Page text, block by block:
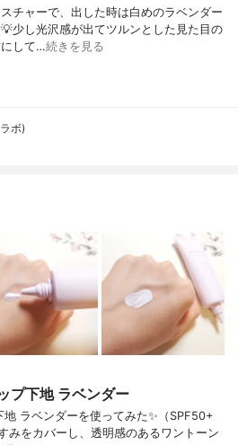
チャーで、出した時は白めのラベンダー
少し光沢感が出てツルンとした見た目の
にして…続きを見る
ボ)
プ下地 ラベンダー
ラベンダーを使ってみた✨（SPF50+
みをカバーし、透明感のあるワントーン